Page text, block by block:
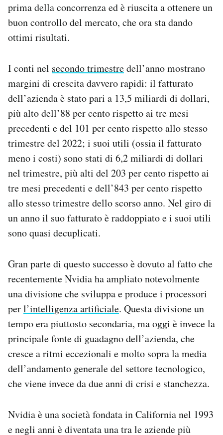
Notifiche mobile
Regala il Post
Hai bisogno di aiuto?
prima della concorrenza ed è riuscita a ottenere un
buon controllo del mercato, che ora sta dando
ottimi risultati.
I conti nel secondo trimestredell’anno mostrano
margini di crescita davvero rapidi: il fatturato
dell’azienda è stato pari a 13,5 miliardi di dollari,
più alto dell’88 per cento rispetto ai tre mesi
precedenti e del 101 per cento rispetto allo stesso
trimestre del 2022; i suoi utili (ossia il fatturato
meno i costi) sono stati di 6,2 miliardi di dollari
nel trimestre, più alti del 203 per cento rispetto ai
tre mesi precedenti e dell’843 per cento rispetto
allo stesso trimestre dello scorso anno. Nel giro di
un anno il suo fatturato è raddoppiato e i suoi utili
sono quasi decuplicati.
Gran parte di questo successo è dovuto al fatto che
recentemente Nvidia ha ampliato notevolmente
una divisione che sviluppa e produce i processori
perl’intelligenza artificiale. Questa divisione un
tempo era piuttosto secondaria, ma oggi è invece la
principale fonte di guadagno dell’azienda, che
cresce a ritmi eccezionali e molto sopra la media
dell’andamento generale del settore tecnologico,
che viene invece da due anni di crisi e stanchezza.
Nvidia è una società fondata in California nel 1993
e negli anni è diventata una tra le aziende più